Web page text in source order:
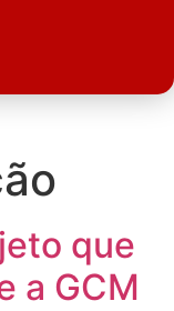
que
a GCM